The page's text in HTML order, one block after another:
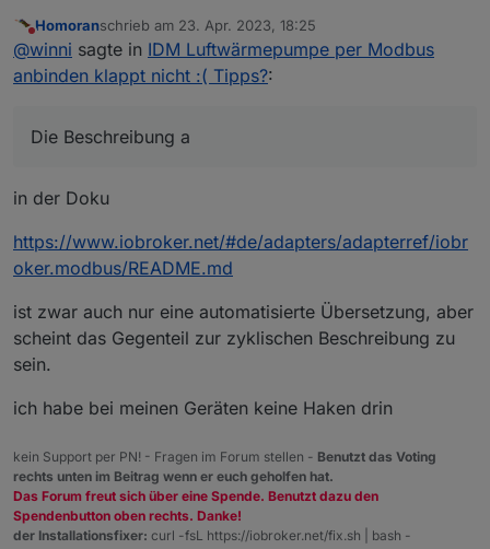
ich Werte in den EEPROM schreiben. Ich habe
verschiedene Sachen probiert, funktioniert hat es nur
wenn ich in den Einstellungen das Häkchen bei WP
setze. Die
Beschreibung
ist. Was ich natürlich vermeiden will ist, dass Werte
wird? Danke.
Nicht stören
Homoranschrieb am 23. Apr. 2023, 18:25
zuletzt editiert von
@winni sagte in IDM Luftwärmepumpe per Modbus
anbinden klappt nicht :( Tipps?:
Die Beschreibung a
in der Doku
https://www.iobroker.net/#de/adapters/adapterref/iobr
oker.modbus/README.md
ist zwar auch nur eine automatisierte Übersetzung, aber
scheint das Gegenteil zur zyklischen Beschreibung zu
sein.
ich habe bei meinen Geräten keine Haken drin
kein Support per PN! - Fragen im Forum stellen - Benutzt das Voting
rechts unten im Beitrag wenn er euch geholfen hat.
Das Forum freut sich über eine Spende. Benutzt dazu den
Spendenbutton oben rechts. Danke!
der Installationsfixer: curl -fsL https://iobroker.net/fix.sh | bash -